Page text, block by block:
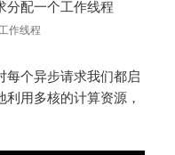
作线程
每个异步请求我们都启
用多核的计算资源，